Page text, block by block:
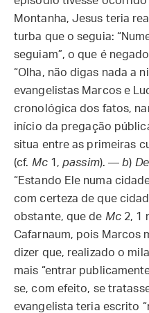
Montanha, Jesus teria
turba que o seguia:
seguiam”, o que é
“Olha, não digas nada a
evangelistas Marcos e
cronológica dos fatos,
início da pregação
situa entre as primeiras
(cf. Mc1,passim). —b)
“Estando Ele numa
com certeza de que
obstante, que de Mc2, 1
Cafarnaum, pois Marcos
dizer que, realizado o
mais “entrar publicamente
se, com efeito, se
evangelista teria escrito